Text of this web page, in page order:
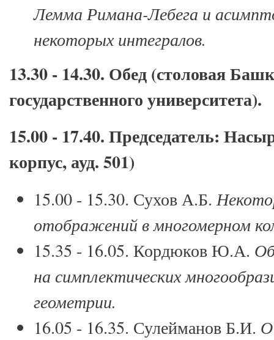
Лемма Римана-Лебега и
некоторых интегралов.
13.30 - 14.30. Обед (столовая
государственного университета).
15.00 - 17.40. Председатель:
корпус, ауд. 501)
15.00 - 15.30. Сухов А.Б.
отображений в многомерном
15.35 - 16.05. Кордюков Ю.А.
на симплектических
геометрии.
16.05 - 16.35. Сулейманов Б.И.